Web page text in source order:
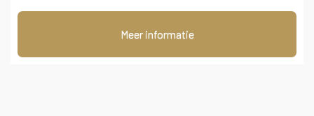
Meer informatie